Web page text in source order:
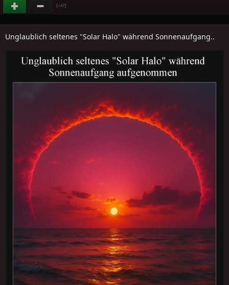
(+47)
Unglaublich seltenes "Solar Halo" während Sonnenaufgang..